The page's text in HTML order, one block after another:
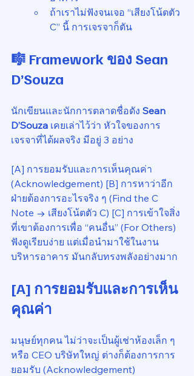
ถ้าเราไม่ฟังจนเจอ “เสียงโน้ตตัว
C” นี้ การเจรจาก็ตัน
🎼 Framework ของ Sean
D’Souza
นักเขียนและนักการตลาดชื่อดัง Sean
D’Souza เคยเล่าไว้ว่า หัวใจของการ
เจรจาที่ได้ผลจริง มีอยู่ 3 อย่าง
[A] การยอมรับและการเห็นคุณค่า
(Acknowledgement) [B] การหาว่าอีก
ฝ่ายต้องการอะไรจริง ๆ (Find the C
Note → เสียงโน้ตตัว C) [C] การเข้าใจสิ่ง
ที่เขาต้องการเพื่อ “คนอื่น” (For Others)
ฟังดูเรียบง่าย แต่เมื่อนำมาใช้ในงาน
บริหารอาคาร มันกลับทรงพลังอย่างมาก
[A] การยอมรับและการเห็น
คุณค่า
มนุษย์ทุกคน ไม่ว่าจะเป็นผู้เช่าห้องเล็ก ๆ
หรือ CEO บริษัทใหญ่ ต่างก็ต้องการการ
ยอมรับ (Acknowledgement)